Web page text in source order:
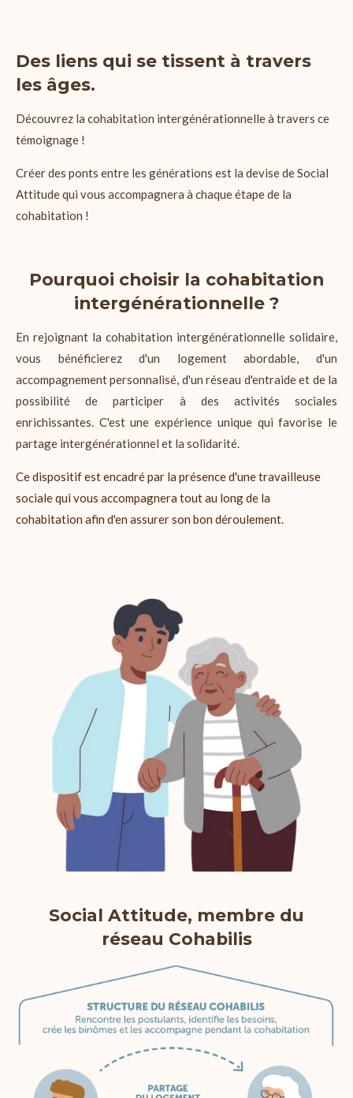
Des liens qui se tissent à travers
les âges.
Découvrez la cohabitation intergénérationnelle à travers ce
témoignage !
Créer des ponts entre les générations est la devise de Social
Attitude qui vous accompagnera à chaque étape de la
cohabitation !
Pourquoi choisir la cohabitation
intergénérationnelle ?
En rejoignant la cohabitation intergénérationnelle solidaire,
vous bénéficierez d'un logement abordable, d'un
accompagnement personnalisé, d'un réseau d'entraide et de la
possibilité de participer à des activités sociales
enrichissantes. C'est une expérience unique qui favorise le
partage intergénérationnel et la solidarité.
Ce dispositif est encadré par la présence d'une travailleuse
sociale qui vous accompagnera tout au long de la
cohabitation afin d'en assurer son bon déroulement.
Social Attitude, membre du
réseau Cohabilis